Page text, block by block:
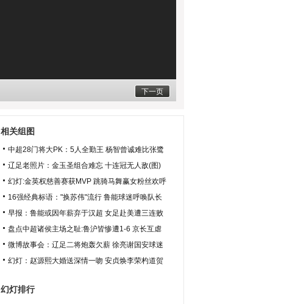
下一页
相关组图
中超28门将大PK：5人全勤王 杨智曾诚难比张鹭
辽足老照片：金玉圣组合难忘 十连冠无人敌(图)
幻灯:金英权慈善赛获MVP 跳骑马舞赢女粉丝欢呼
16强经典标语："换苏伟"流行 鲁能球迷呼唤队长
早报：鲁能或因年薪弃于汉超 女足赴美遭三连败
盘点中超诸侯主场之耻:鲁沪皆惨遭1-6 京长互虐
微博故事会：辽足二将炮轰欠薪 徐亮谢国安球迷
幻灯：赵源熙大婚送深情一吻 安贞焕李荣杓道贺
幻灯排行